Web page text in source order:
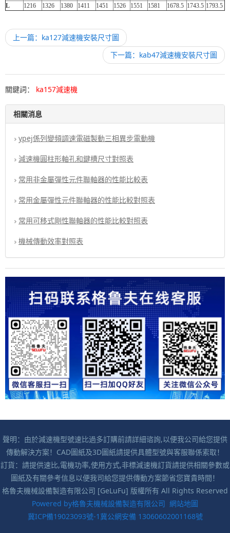
L
1216 1326 1380 1411 1451 1526 1551 1581 1678.5 1743.5 1793.5
上一篇：ka127減速機安裝尺寸圖
下一篇：kab47減速機安裝尺寸圖
關鍵詞： ka157減速機
相關消息
ypej係列變頻調速電磁製動三相異步電動機
減速機圓柱形軸孔和鍵槽尺寸對照表
常用非金屬彈性元件聯軸器的性能比較表
常用金屬彈性元件聯軸器的性能比較對照表
常用可移式剛性聯軸器的性能比較對照表
機械傳動效率對照表
聲明：由於減速機型號速比過多訂購前請詳細谘詢,以便我公司給您提供
傳動解決方案！CAD圖紙及3D圖紙請提供具體型號與客服聯係索取！
訂貨：請提供速比,電機功率,使用方式,非標減速機訂貨請提供相關參數或
圖紙及有關參考信息以便我司給您提供傳動方案節省您寶貴時間！
格魯夫機械設備製造有限公司 [GeLuFu] 版權所有 All Rights Reserved
Powered by格魯夫機械設備製造有限公司 網站地圖
冀ICP備19023093號-1冀公網安備 13060602001168號